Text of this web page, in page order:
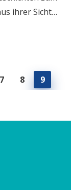
ihrer Sicht…
7 8 9